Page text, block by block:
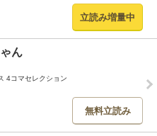
立読み増量中
ん
4コマセレクション
無料立読み